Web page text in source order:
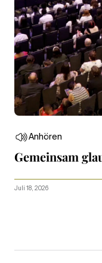
Anhören
Gemeinsam
Juli 18, 2026